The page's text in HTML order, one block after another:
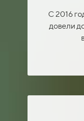
С 2016
довели